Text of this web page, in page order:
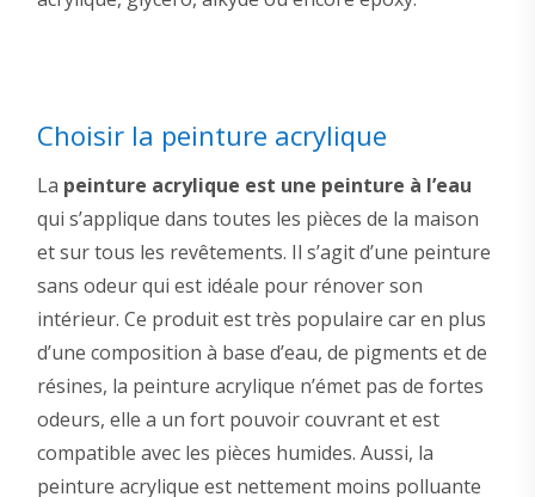
Choisir la peinture acrylique
La peinture acrylique est une peinture à l’eau
qui s’applique dans toutes les pièces de la maison
et sur tous les revêtements. Il s’agit d’une peinture
sans odeur qui est idéale pour rénover son
intérieur. Ce produit est très populaire car en plus
d’une composition à base d’eau, de pigments et de
résines, la peinture acrylique n’émet pas de fortes
odeurs, elle a un fort pouvoir couvrant et est
compatible avec les pièces humides. Aussi, la
peinture acrylique est nettement moins polluante